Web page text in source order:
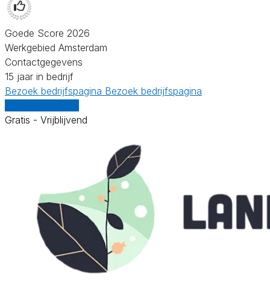
Goede Score 2026
Werkgebied Amsterdam
Contactgegevens
15 jaar in bedrijf
Bezoek bedrijfspagina Bezoek bedrijfspagina
Gratis - Vrijblijvend